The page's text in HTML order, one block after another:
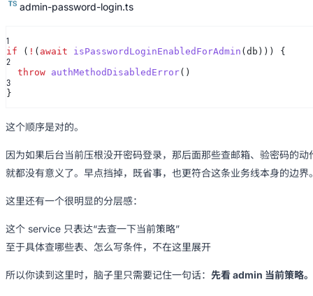
admin-password-login.ts
1
if ( ! ( await isPasswordLoginEnabledForAdmin (db))) {
2
throw authMethodDisabledError()
3
}
这个顺序是对的。
因为如果后台当前压根没开密码登录，那后面那些查邮箱、验密码的动
就都没有意义了。早点挡掉，既省事，也更符合这条业务线本身的边界
这里还有一个很明显的分层感：
这个 service 只表达“去查一下当前策略”
至于具体查哪些表、怎么写条件，不在这里展开
所以你读到这里时，脑子里只需要记住一句话： 先看 admin 当前策略。